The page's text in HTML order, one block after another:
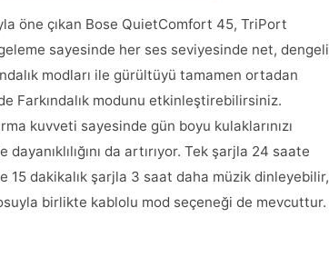
öne çıkan Bose QuietComfort 45, TriPort
sayesinde her ses seviyesinde net, dengeli
modları ile gürültüyü tamamen ortadan
Farkındalık modunu etkinleştirebilirsiniz.
kuvveti sayesinde gün boyu kulaklarınızı
da artırıyor. Tek şarjla 24 saate
15 dakikalık şarjla 3 saat daha müzik dinleyebilir,
birlikte kablolu mod seçeneği de mevcuttur.